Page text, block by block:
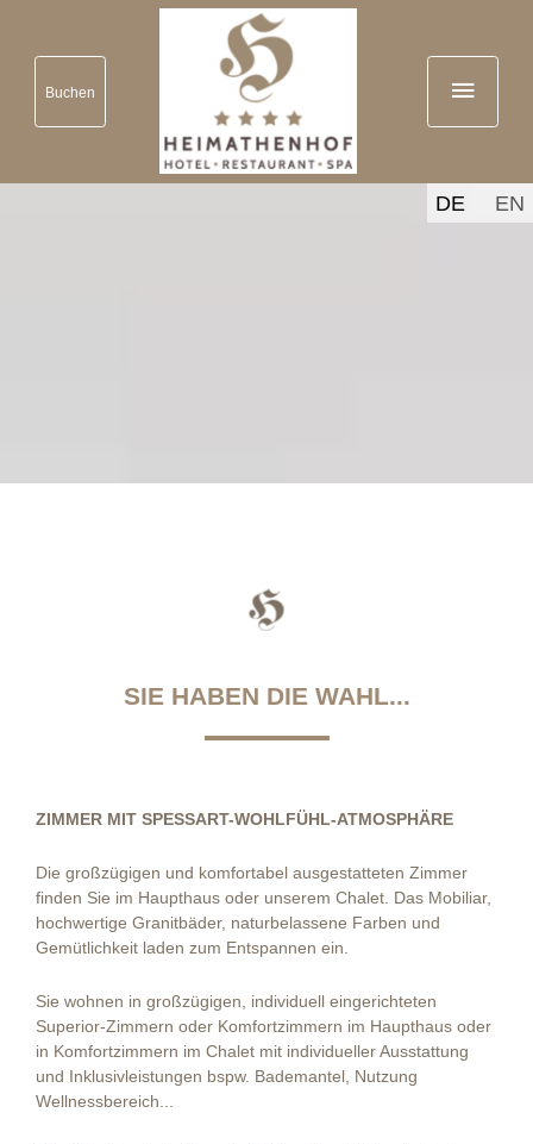
Buchen
DE EN
SIE HABEN DIE WAHL...
ZIMMER MIT SPESSART-WOHLFÜHL-ATMOSPHÄRE
Die großzügigen und komfortabel ausgestatteten Zimmer
finden Sie im Haupthaus oder unserem Chalet. Das Mobiliar,
hochwertige Granitbäder, naturbelassene Farben und
Gemütlichkeit laden zum Entspannen ein.
Sie wohnen in großzügigen, individuell eingerichteten
Superior-Zimmern oder Komfortzimmern im Haupthaus oder
in Komfortzimmern im Chalet mit individueller Ausstattung
und Inklusivleistungen bspw. Bademantel, Nutzung
Wellnessbereich...